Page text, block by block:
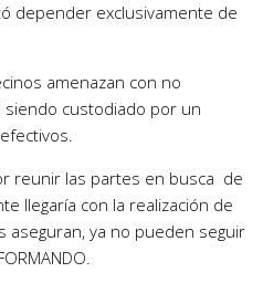
depender exclusivamente de
amenazan con no
siendo custodiado por un
reunir las partes en busca de
llegaría con la realización de
aseguran, ya no pueden seguir